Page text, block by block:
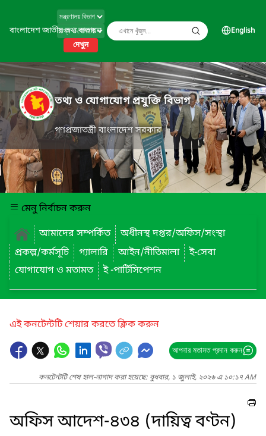
বাংলাদেশ জাতীয় তথ্য বাতায়ন
দেখুন
English
তথ্য ও যোগাযোগ প্রযুক্তি বিভাগ
গণপ্রজাতন্ত্রী বাংলাদেশ সরকার
মেনু নির্বাচন করুন
আমাদের সম্পর্কিত
অধীনস্থ দপ্তর/অফিস/সংস্থা
প্রকল্প/কর্মসূচি
গ্যালারি আইন/নীতিমালা
ই-সেবা
যোগাযোগ ও মতামত
ই -পার্টিসিপেশন
এই কনটেন্টটি শেয়ার করতে ক্লিক করুন
আপনার মতামত প্রদান করুন
কনটেন্টটি শেষ হাল-নাগাদ করা হয়েছে: বুধবার, ১ জুলাই, ২০২৬ এ ১০:১৭ AM
অফিস আদেশ-৪৩৪ (দায়িত্ব বণ্টন)